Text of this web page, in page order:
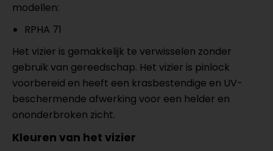
modellen:
RPHA 71
Het vizier is gemakkelijk te verwisselen zonder
gebruik van gereedschap. Het vizier is pinlock
voorbereid en heeft een krasbestendige en UV-
beschermende afwerking voor een helder en
ononderbroken zicht.
Kleuren van het vizier